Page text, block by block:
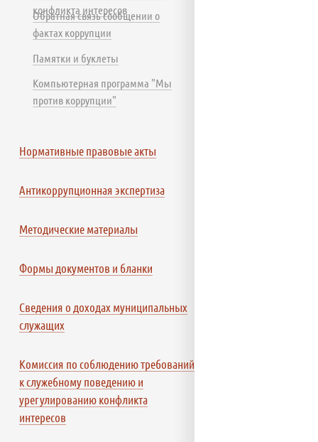
конфликта интересов
Обратная связь сообщении о
фактах коррупции
Памятки и буклеты
Компьютерная программа "Мы
против коррупции"
Нормативные правовые акты
Антикоррупционная экспертиза
Методические материалы
Формы документов и бланки
Сведения о доходах муниципальных
служащих
Комиссия по соблюдению требований
к служебному поведению и
урегулированию конфликта
интересов